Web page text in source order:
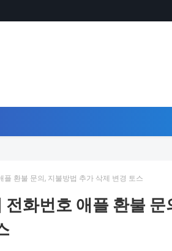
환불 문의, 지불방법 추가 삭제 변경 토스
화번호 애플 환불 문